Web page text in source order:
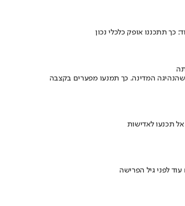
כך תתכננו אופק כלכלי נכון
שהנהיגה המדינה. כך תמנעו מפערים בקצבה
תכנעו לאדישות
לפני גיל הפרישה